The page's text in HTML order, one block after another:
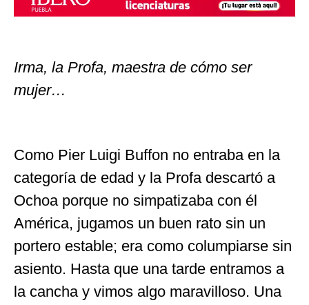
Irma, la Profa, maestra de cómo ser
mujer…
Como Pier Luigi Buffon no entraba en la
categoría de edad y la Profa descartó a
Ochoa porque no simpatizaba con él
América, jugamos un buen rato sin un
portero estable; era como columpiarse sin
asiento. Hasta que una tarde entramos a
la cancha y vimos algo maravilloso. Una